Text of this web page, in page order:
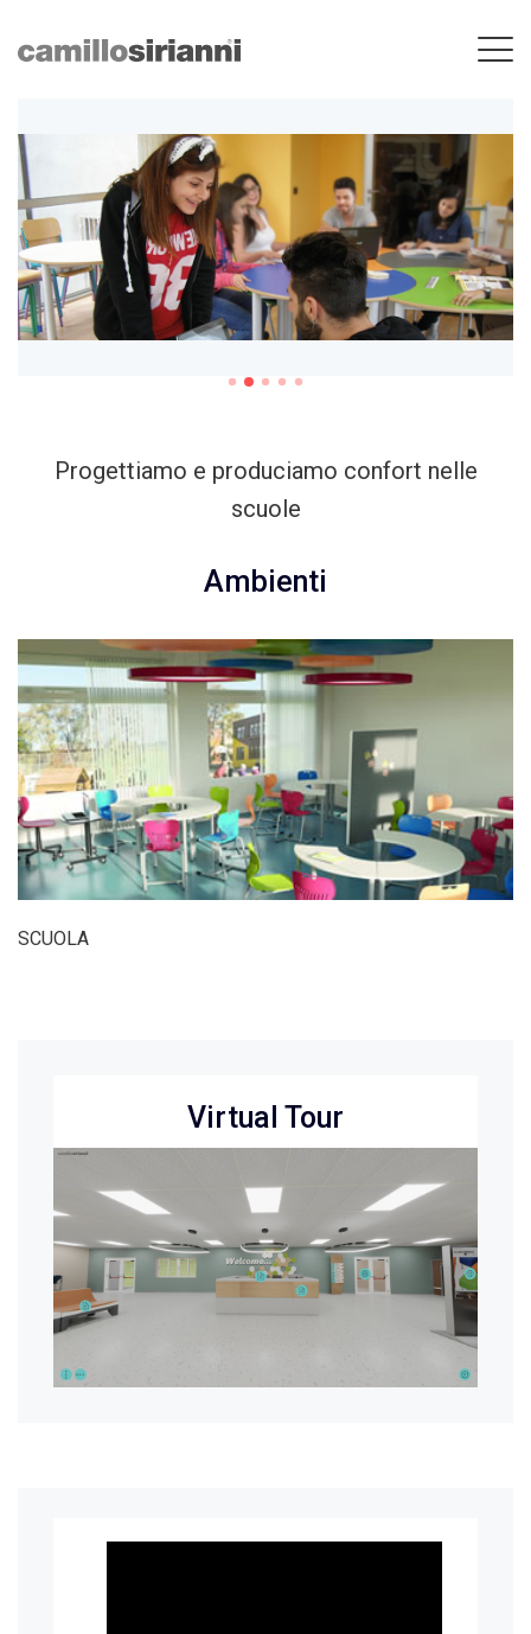
Progettiamo e produciamo confort nelle
scuole
Ambienti
SCUOLA
Virtual Tour